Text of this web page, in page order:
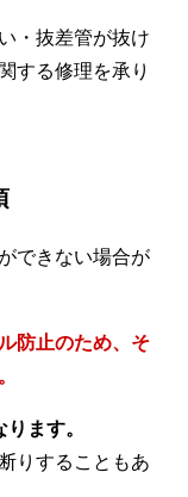
・抜差管が抜け
する修理を承り
できない場合が
防止のため、そ
ます。
りすることもあ